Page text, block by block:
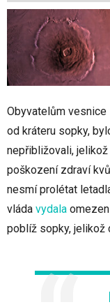
Obyvatelům vesnice
od kráteru sopky,
nepřibližovali,
poškození zdraví
nesmí prolétat
vláda vydala
poblíž sopky, jelikož